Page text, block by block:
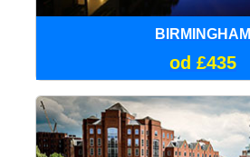
BIRMINGHAM
od £435